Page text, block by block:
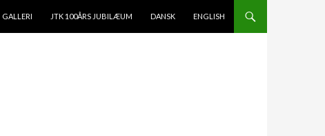
GALLERI JTK 100ÅRS JUBILÆUM DANSK ENGLISH